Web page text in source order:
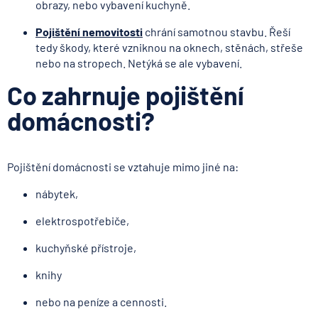
obrazy, nebo vybavení kuchyně.
Pojištění nemovitosti chrání samotnou stavbu. Řeší
tedy škody, které vzniknou na oknech, stěnách, střeše
nebo na stropech. Netýká se ale vybavení.
Co zahrnuje pojištění
domácnosti?
Pojištění domácnosti se vztahuje mimo jiné na:
nábytek,
elektrospotřebiče,
kuchyňské přístroje,
knihy
nebo na peníze a cennosti.